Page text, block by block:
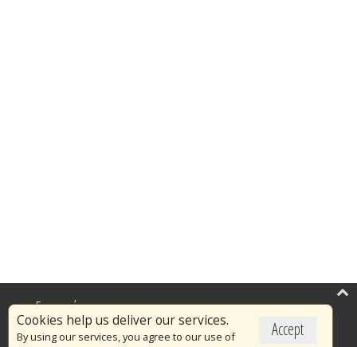
Accept
Cookies help us deliver our services.
By using our services, you agree to our use of
Επικαιρότητα
Το Πυροσβεστικό Σώμα